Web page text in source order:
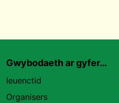
Gwybodaeth ar gyfer…
Ieuenctid
Organisers